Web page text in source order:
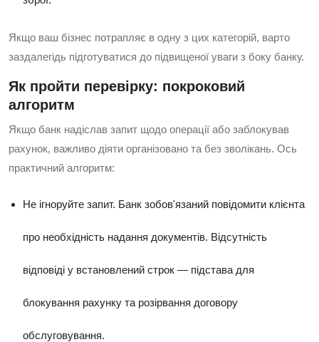
Якщо ваш бізнес потрапляє в одну з цих категорій, варто
заздалегідь підготуватися до підвищеної уваги з боку банку.
Як пройти перевірку: покроковий
алгоритм
Якщо банк надіслав запит щодо операції або заблокував
рахунок, важливо діяти організовано та без зволікань. Ось
практичний алгоритм:
Не ігноруйте запит. Банк зобов'язаний повідомити клієнта
про необхідність надання документів. Відсутність
відповіді у встановлений строк — підстава для
блокування рахунку та розірвання договору
обслуговування.